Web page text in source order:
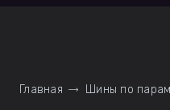
Главная Шины по